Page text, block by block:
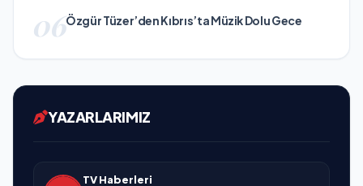
06Özgür Tüzer’den Kıbrıs’ta Müzik Dolu Gece
YAZARLARIMIZ
TV Haberleri